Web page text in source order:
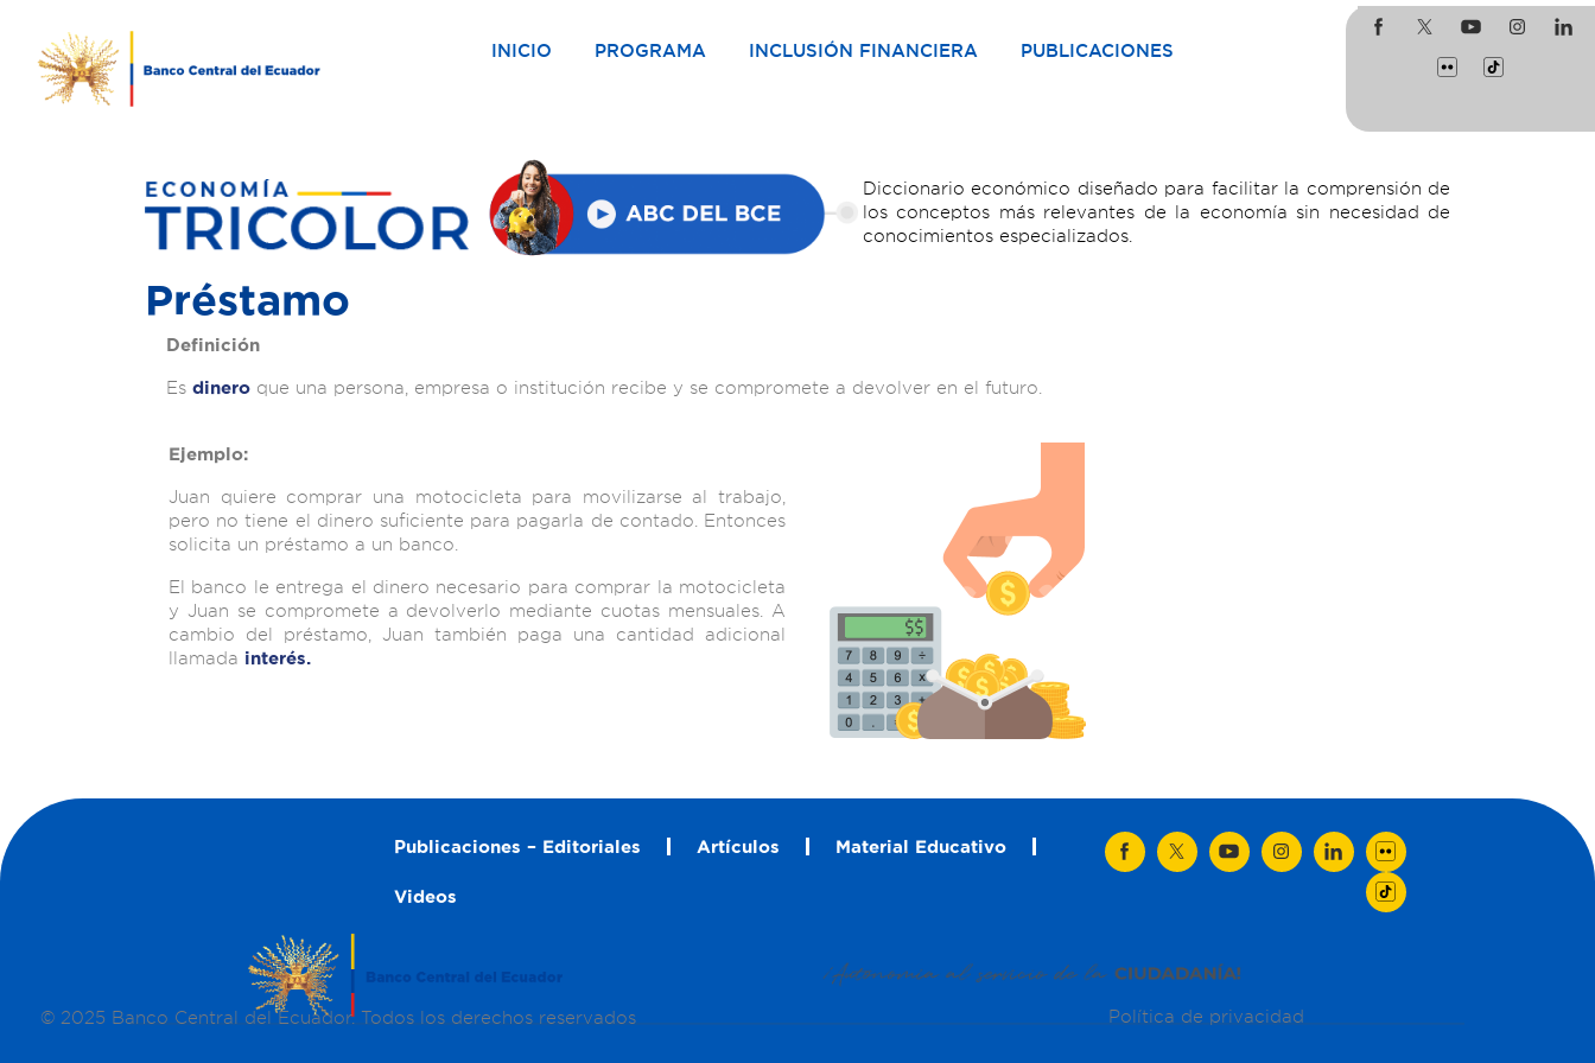
INICIO PROGRAMA INCLUSIÓN FINANCIERA PUBLICACIONES
Diccionario económico diseñado para facilitar la comprensión de
los conceptos más relevantes de la economía sin necesidad de
conocimientos especializados.
Préstamo
Definición
Es dinero que una persona, empresa o institución recibe y se compromete a devolver en el futuro.
Ejemplo:
Juan quiere comprar una motocicleta para movilizarse al trabajo,
pero no tiene el dinero suficiente para pagarla de contado. Entonces
solicita un préstamo a un banco.
El banco le entrega el dinero necesario para comprar la motocicleta
y Juan se compromete a devolverlo mediante cuotas mensuales. A
cambio del préstamo, Juan también paga una cantidad adicional
llamada interés.
Publicaciones – Editoriales Artículos Material Educativo
Videos
© 2025 Banco Central del Ecuador. Todos los derechos reservados Política de privacidad